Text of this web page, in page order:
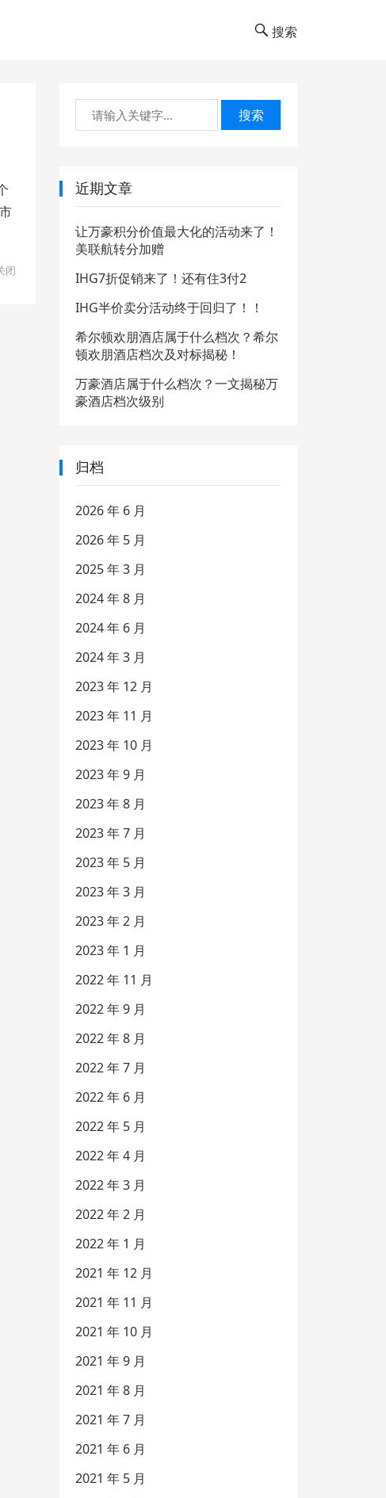
搜索
闭
搜索
近期文章
让万豪积分价值最大化的活动来了！
美联航转分加赠
IHG7折促销来了！还有住3付2
IHG半价卖分活动终于回归了！！
希尔顿欢朋酒店属于什么档次？希尔
顿欢朋酒店档次及对标揭秘！
万豪酒店属于什么档次？一文揭秘万
豪酒店档次级别
归档
2026 年 6 月
2026 年 5 月
2025 年 3 月
2024 年 8 月
2024 年 6 月
2024 年 3 月
2023 年 12 月
2023 年 11 月
2023 年 10 月
2023 年 9 月
2023 年 8 月
2023 年 7 月
2023 年 5 月
2023 年 3 月
2023 年 2 月
2023 年 1 月
2022 年 11 月
2022 年 9 月
2022 年 8 月
2022 年 7 月
2022 年 6 月
2022 年 5 月
2022 年 4 月
2022 年 3 月
2022 年 2 月
2022 年 1 月
2021 年 12 月
2021 年 11 月
2021 年 10 月
2021 年 9 月
2021 年 8 月
2021 年 7 月
2021 年 6 月
2021 年 5 月